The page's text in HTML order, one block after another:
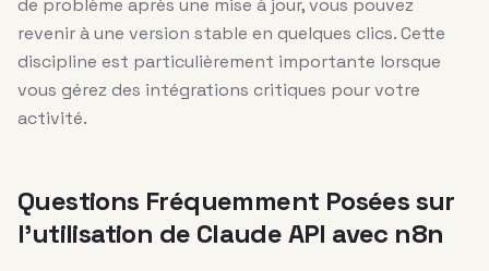
de problème après une mise à jour, vous pouvez
revenir à une version stable en quelques clics. Cette
discipline est particulièrement importante lorsque
vous gérez des intégrations critiques pour votre
activité.
Questions Fréquemment Posées sur
l’utilisation de Claude API avec n8n